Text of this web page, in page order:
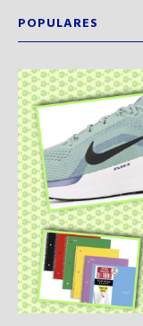
POPULARES